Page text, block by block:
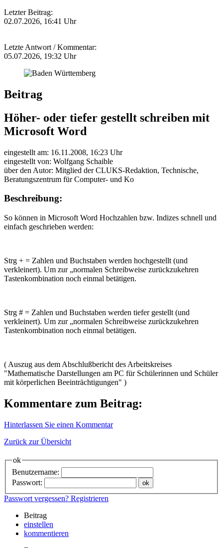
Letzter Beitrag:
02.07.2026, 16:41 Uhr
Letzte Antwort / Kommentar:
05.07.2026, 19:32 Uhr
Beitrag
Höher- oder tiefer gestellt schreiben mit
Microsoft Word
eingestellt am: 16.11.2008, 16:23 Uhr
eingestellt von: Wolfgang Schaible
über den Autor: Mitglied der CLUKS-Redaktion, Technische,
Beratungszentrum für Computer- und Ko
Beschreibung:
So können in Microsoft Word Hochzahlen bzw. Indizes schnell und
einfach geschrieben werden:
Strg + = Zahlen und Buchstaben werden hochgestellt (und
verkleinert). Um zur „normalen Schreibweise zurückzukehren
Tastenkombination noch einmal betätigen.
Strg # = Zahlen und Buchstaben werden tiefer gestellt (und
verkleinert). Um zur „normalen Schreibweise zurückzukehren
Tastenkombination noch einmal betätigen.
( Auszug aus dem Abschlußbericht des Arbeitskreises
"Mathematische Darstellungen am PC für Schülerinnen und Schüler
mit körperlichen Beeinträchtigungen" )
Kommentare zum Beitrag:
Hinterlassen Sie einen Kommentar
Zurück zur Übersicht
ok
Benutzername:
Passwort:
Passwort vergessen? Registrieren
Beitrag
einstellen
kommentieren